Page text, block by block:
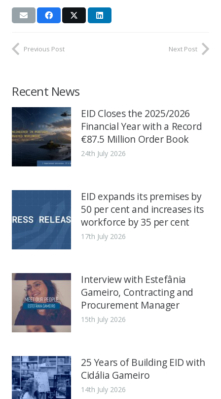
Previous Post Next Post
Recent News
EID Closes the 2025/2026
Financial Year with a Record
€87.5 Million Order Book
24th July 2026
EID expands its premises by
50 per cent and increases its
workforce by 35 per cent
17th July 2026
Interview with Estefânia
Gameiro, Contracting and
Procurement Manager
15th July 2026
25 Years of Building EID with
Cidália Gameiro
14th July 2026